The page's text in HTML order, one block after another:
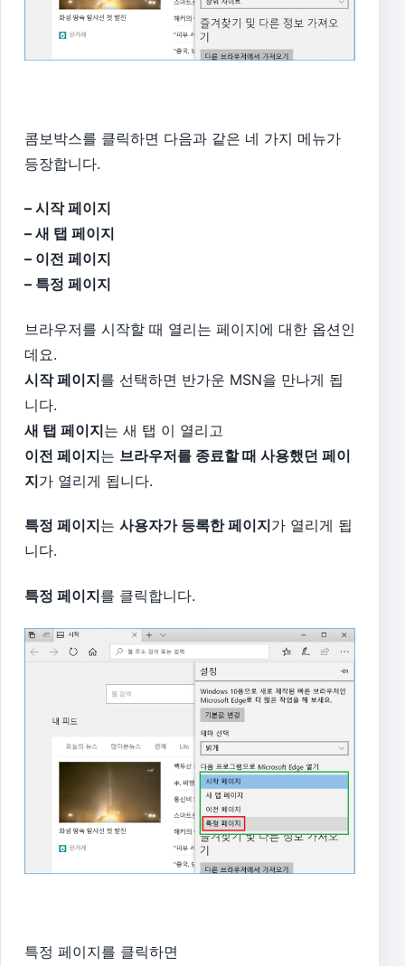
콤보박스를 클릭하면 다음과 같은 네 가지 메뉴가
등장합니다.
– 시작 페이지
– 새 탭 페이지
– 이전 페이지
– 특정 페이지
브라우저를 시작할 때 열리는 페이지에 대한 옵션인
데요.
시작 페이지를 선택하면 반가운 MSN을 만나게 됩
니다.
새 탭 페이지는 새 탭 이 열리고
이전 페이지는 브라우저를 종료할 때 사용했던 페이
지가 열리게 됩니다.
특정 페이지는 사용자가 등록한 페이지가 열리게 됩
니다.
특정 페이지를 클릭합니다.
특정 페이지를 클릭하면